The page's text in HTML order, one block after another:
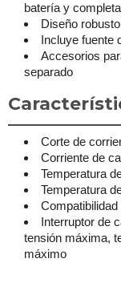
batería y
Diseño
Incluye fuente
Accesorios
separado
Corte de
Corriente de
Temperatura
Temperatura
Interruptor de
tensión máxima,
máximo